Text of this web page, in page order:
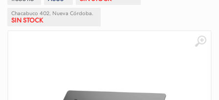
Chacabuco 402, Nueva Córdoba.
SIN STOCK